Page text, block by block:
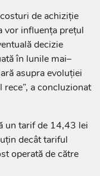
de achiziție
vor influența prețul
decizie
în lunile mai–
asupra evoluției
a concluzionat
un tarif de 14,43 lei
decât tariful
operată de către